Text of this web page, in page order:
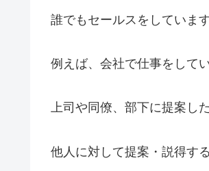
誰でもセールスをしています
例えば、会社で仕事をしてい
上司や同僚、部下に提案し
他人に対して提案・説得する